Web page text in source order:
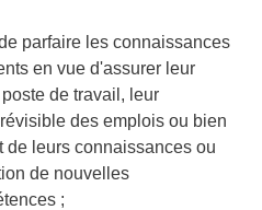
parfaire les connaissances
en vue d'assurer leur
de travail, leur
des emplois ou bien
leurs connaissances ou
de nouvelles
;